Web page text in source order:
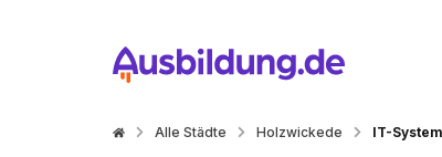
Alle Städte Holzwickede IT-